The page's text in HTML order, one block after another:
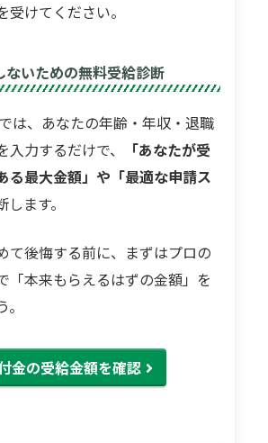
受けてください。
ないための無料受給診断
は、あなたの年齢・年収・退職
力するだけで、
「あなたが受
る最大金額」や「最適な申請ス
します。
て後悔する前に、まずはプロの
「本来もらえるはずの金額」を
金の受給金額を確認